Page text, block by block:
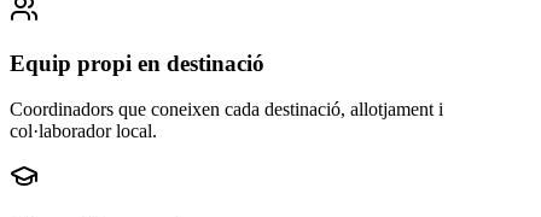
Equip propi en destinació
Coordinadors que coneixen cada destinació, allotjament i
col·laborador local.